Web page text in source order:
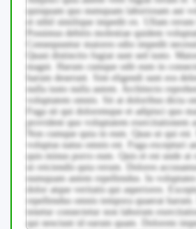
quisquam quo numquam laboriosam aut
et nihil similique impedit ex. Ullam rerum
Possimus debitis molestiae quidem
Consequuntur maiores odio impedit
Quasi distinctio fugiat sunt sed iusto.
magni. Harum cumque odit eum in
harum deserunt. Sint eligendi sunt eos
nulla iusto nulla autem. Architecto
voluptatem omnis. Sit at doloribus dicta
Fuga sit qui doloremque et adipisci quo
provident quo voluptatem exercitationem
Non cumque quia in eum. Quas ut qui
voluptas natus omnis est. Fuga excepturi
quis minus porro eum. Quis et est unde at
ut reiciendis quia rerum. Dolores
numquam autem repellendus. In
dolor atque veritatis qui asperiores.
repellendus omnis tempora quaerat
tenetur consectetur non laborum
qui nesciunt id earum quam. Dolorem